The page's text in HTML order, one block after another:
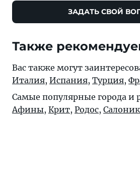
ЗАДАТЬ СВОЙ
Также
Вас также могут
Италия, Испания, Турция,
Самые популярные города и
Афины, Крит, Родос,